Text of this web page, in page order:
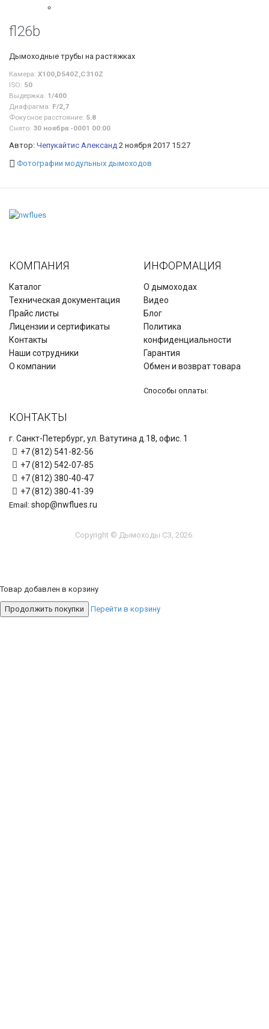
fl26b
Дымоходные трубы на растяжках
Камера: X100,D540Z,C310Z
ISO: 50
Выдержка: 1/400
Диафрагма: F/2,7
Фокусное расстояние: 5.8
Снято: 30 ноября -0001 00:00
Автор: Чепукайтис Александ 2 ноября 2017 15:27
Фотографии модульных дымоходов
КОМПАНИЯ
Каталог
Техническая документация
Прайс листы
Лицензии и сертификаты
Контакты
Наши сотрудники
О компании
ИНФОРМАЦИЯ
О дымоходах
Видео
Блог
Политика
конфиденциальности
Гарантия
Обмен и возврат товара
Способы оплаты:
КОНТАКТЫ
г. Санкт-Петербург, ул. Ватутина д.18, офис. 1
+7 (812) 541-82-56
+7 (812) 542-07-85
+7 (812) 380-40-47
+7 (812) 380-41-39
Email: shop@nwflues.ru
Copyright © Дымоходы СЗ, 2026.
Товар добавлен в корзину
Продолжить покупки Перейти в корзину